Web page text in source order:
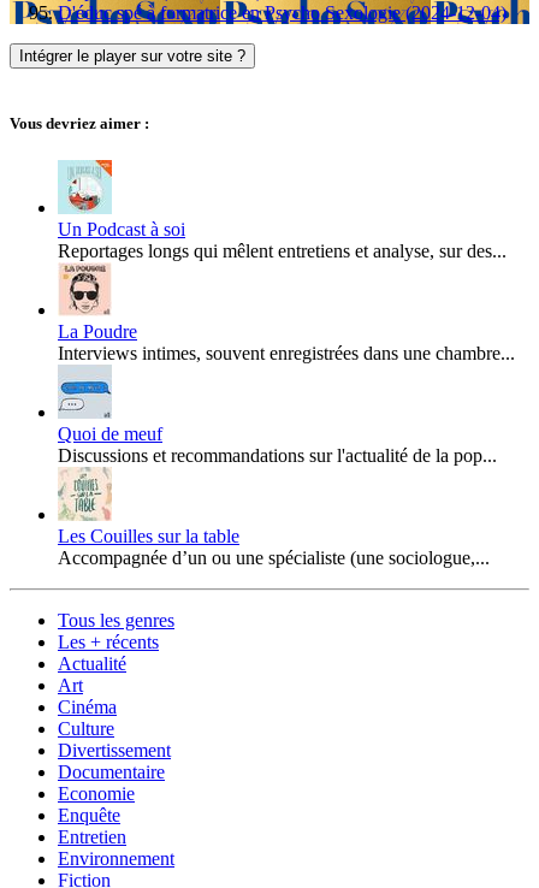
D'éduc spé à formatrice en Psycho Sexologie (2024-12-04)
Intégrer le player sur votre site ?
Vous devriez aimer :
Un Podcast à soi
Reportages longs qui mêlent entretiens et analyse, sur des...
La Poudre
Interviews intimes, souvent enregistrées dans une chambre...
Quoi de meuf
Discussions et recommandations sur l'actualité de la pop...
Les Couilles sur la table
Accompagnée d’un ou une spécialiste (une sociologue,...
Tous les genres
Les + récents
Actualité
Art
Cinéma
Culture
Divertissement
Documentaire
Economie
Enquête
Entretien
Environnement
Fiction